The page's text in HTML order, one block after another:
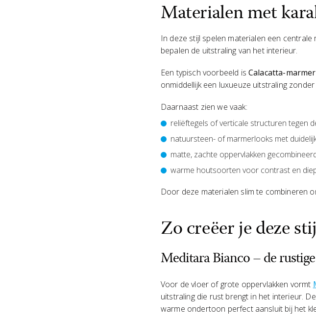
Materialen met
In deze stijl spelen materialen een
bepalen de uitstraling van het interieur.
Een typisch voorbeeld is Calacatta-
onmiddellijk een luxueuze uitstraling
Daarnaast zien we vaak:
reliëftegels of verticale structuren tegen
natuursteen- of marmerlooks met
matte, zachte oppervlakken
warme houtsoorten voor contrast en
Door deze materialen slim te combineren
Zo creëer je deze
Meditara Bianco – de
Voor de vloer of grote oppervlakken vormt
uitstraling die rust brengt in het interieur.
warme ondertoon perfect aansluit bij het